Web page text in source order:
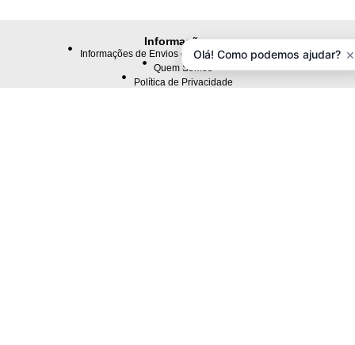
Informações
Informações de Envios e Formas de Pagamento
Quem Somos
Política de Privacidade
Olá! Como podemos ajudar? ×